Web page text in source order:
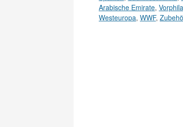
Arabische Emirate,
Westeuropa, WWF,